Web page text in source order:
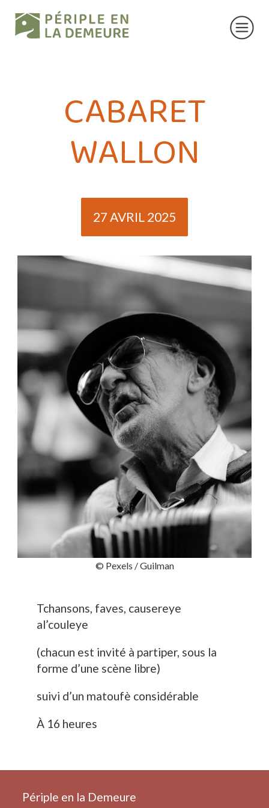
© Pexels / Guilman
27 AVRIL 2025
CABARET
WALLON
Tchansons, faves, causereye
al’couleye
(chacun est invité à partiper, sous la
forme d’une scène libre)
suivi d’un matoufè considérable
À 16 heures
Périple en la Demeure